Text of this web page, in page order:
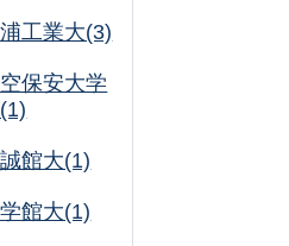
工業大(3)
保安大学
館大(1)
館大(1)